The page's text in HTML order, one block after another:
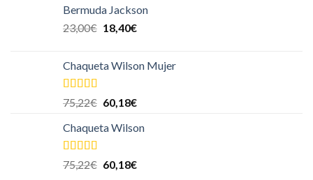
Bermuda Jackson
23,00€ 18,40€
Chaqueta Wilson Mujer
Valorado en
5.00
75,22€ 60,18€
Chaqueta Wilson
Valorado en
5.00
75,22€ 60,18€